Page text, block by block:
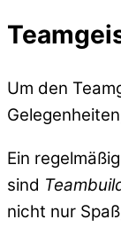
Um den
Ein
sind
nicht nur